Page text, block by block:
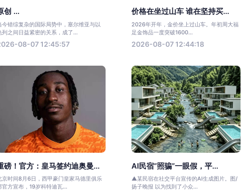
创 ...
今错综复杂的国际局势中，塞尔维亚与以
列之间日益紧密的关系，成了...
08-07 12:45:57
价格在坐过山车 谁在坚持买...
2026年开年，金价坐上过山车。年初周大福
足金饰品一度突破1600...
2026-08-07 12:44:18
磅！官方：皇马签约迪奥曼...
京时间8月6日，西甲豪门皇家马德里俱乐
官方宣布，19岁科特迪瓦...
AI民宿“照骗”一眼假，平...
▲某民宿在社交平台宣传的AI生成图片。图/
扬子晚报 以为找到了小众...